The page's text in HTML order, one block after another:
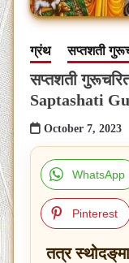
ग्रंथ सप्तशती
सप्तशती
Saptashati
October 7, 2023
WhatsApp
Pinterest
तत्र